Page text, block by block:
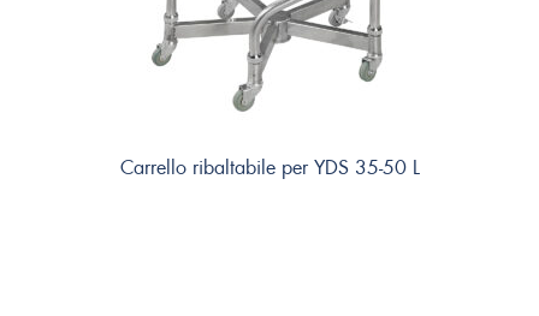
Carrello ribaltabile per YDS 35-50 L